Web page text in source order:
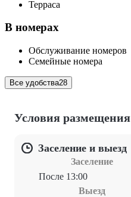
Терраса
В номерах
Обслуживание номеров
Семейные номера
Все удобства28
Условия размещения
Заселение и выезд
Заселение
После 13:00
Выезд